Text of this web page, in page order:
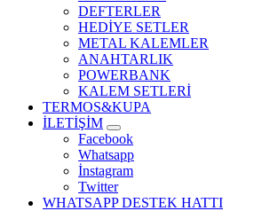
DEFTERLER
HEDİYE SETLER
METAL KALEMLER
ANAHTARLIK
POWERBANK
KALEM SETLERİ
TERMOS&KUPA
İLETİŞİM
Facebook
Whatsapp
İnstagram
Twitter
WHATSAPP DESTEK HATTI